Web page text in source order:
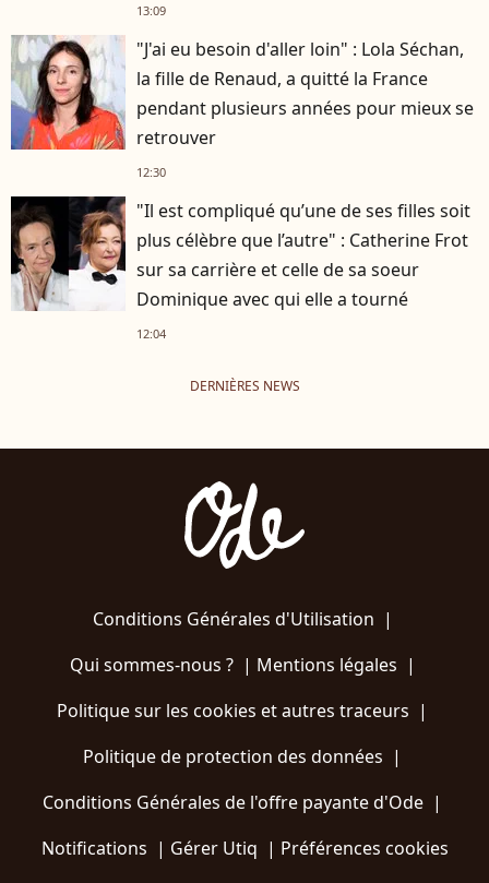
13:09
"J'ai eu besoin d'aller loin" : Lola Séchan,
la fille de Renaud, a quitté la France
pendant plusieurs années pour mieux se
retrouver
12:30
"Il est compliqué qu’une de ses filles soit
plus célèbre que l’autre" : Catherine Frot
sur sa carrière et celle de sa soeur
Dominique avec qui elle a tourné
12:04
DERNIÈRES NEWS
Conditions Générales d'Utilisation |
Qui sommes-nous ?| Mentions légales |
Politique sur les cookies et autres traceurs |
Politique de protection des données |
Conditions Générales de l'offre payante d'Ode |
Notifications | Gérer Utiq | Préférences cookies